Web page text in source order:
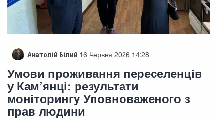
Анатолій Білий 16 Червня 2026 14:28
Умови проживання переселенців
у Кам’янці: результати
моніторингу Уповноваженого з
прав людини